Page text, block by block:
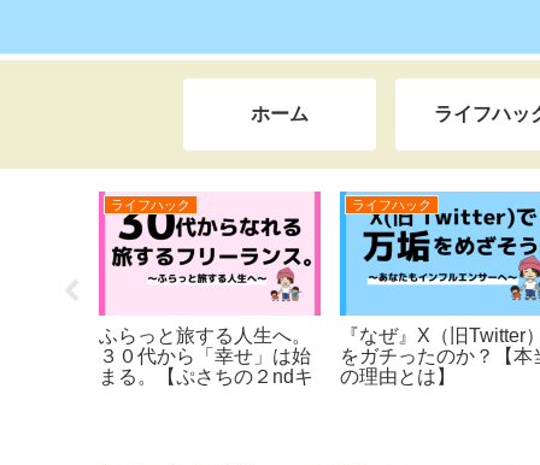
ホーム ライフハッ
い日』っ
る。【チャ
ライフハック
【３分漫画で読む】超平
凡サラリーマンが、
『365日旅するブロガ
ノウハウ
【ブログは何か
らいいの？】初
じめの一歩～テ